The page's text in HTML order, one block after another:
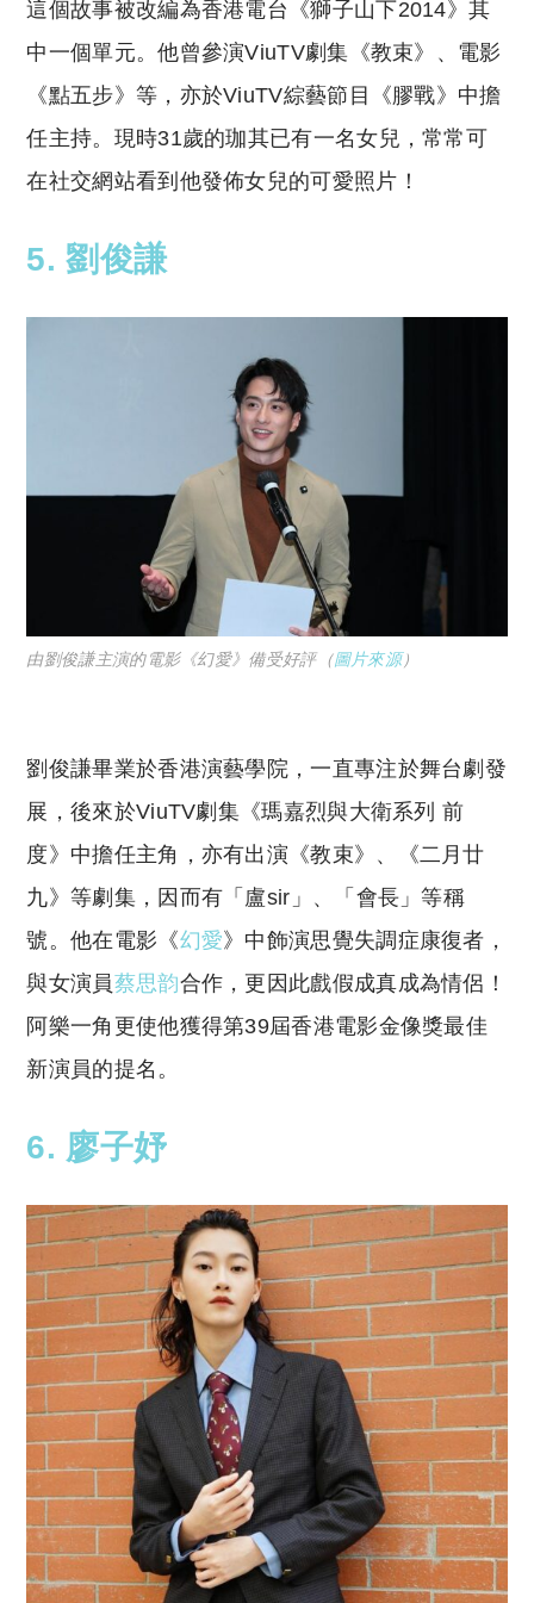
這個故事被改編為香港電台《獅子山下2014》其
中一個單元。他曾參演ViuTV劇集《教束》、電影
《點五步》等，亦於ViuTV綜藝節目《膠戰》中擔
任主持。現時31歲的珈其已有一名女兒，常常可
在社交網站看到他發佈女兒的可愛照片！
5. 劉俊謙
由劉俊謙主演的電影《幻愛》備受好評（圖片來源）
劉俊謙畢業於香港演藝學院，一直專注於舞台劇發
展，後來於ViuTV劇集《瑪嘉烈與大衛系列 前
度》中擔任主角，亦有出演《教束》、《二月廿
九》等劇集，因而有「盧sir」、「會長」等稱
號。他在電影《幻愛》中飾演思覺失調症康復者，
與女演員蔡思韵合作，更因此戲假成真成為情侶！
阿樂一角更使他獲得第39屆香港電影金像獎最佳
新演員的提名。
6. 廖子妤